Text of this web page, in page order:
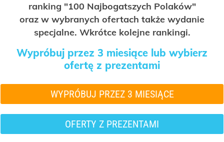
ranking "100 Najbogatszych Polaków"
oraz w wybranych ofertach także wydanie
specjalne. Wkrótce kolejne rankingi.
Wypróbuj przez 3 miesiące lub wybierz
ofertę z prezentami
WYPRÓBUJ PRZEZ 3 MIESIĄCE
OFERTY Z PREZENTAMI